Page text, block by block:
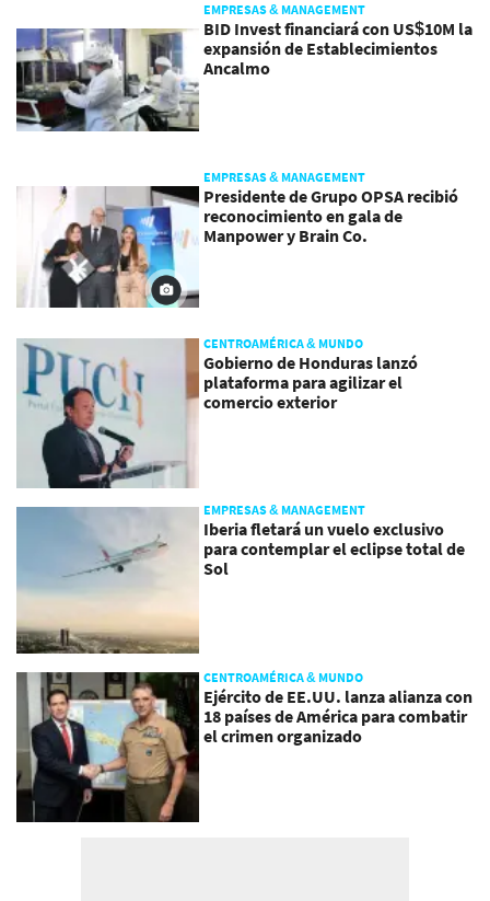
EMPRESAS & MANAGEMENT
BID Invest financiará con US$10M la
expansión de Establecimientos
Ancalmo
EMPRESAS & MANAGEMENT
Presidente de Grupo OPSA recibió
reconocimiento en gala de
Manpower y Brain Co.
CENTROAMÉRICA & MUNDO
Gobierno de Honduras lanzó
plataforma para agilizar el
comercio exterior
EMPRESAS & MANAGEMENT
Iberia fletará un vuelo exclusivo
para contemplar el eclipse total de
Sol
CENTROAMÉRICA & MUNDO
Ejército de EE.UU. lanza alianza con
18 países de América para combatir
el crimen organizado